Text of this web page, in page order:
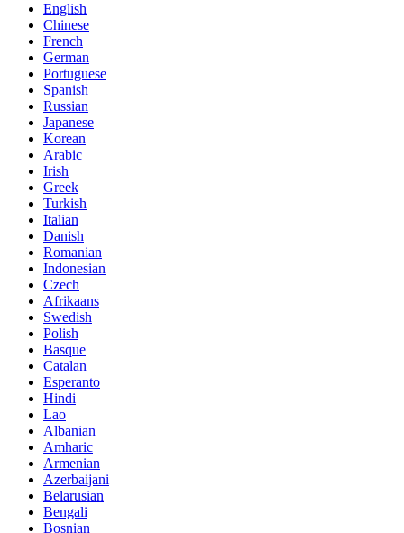
English
Chinese
French
German
Portuguese
Spanish
Russian
Japanese
Korean
Arabic
Irish
Greek
Turkish
Italian
Danish
Romanian
Indonesian
Czech
Afrikaans
Swedish
Polish
Basque
Catalan
Esperanto
Hindi
Lao
Albanian
Amharic
Armenian
Azerbaijani
Belarusian
Bengali
Bosnian